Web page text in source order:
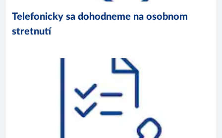
Telefonicky sa dohodneme na osobnom
stretnutí